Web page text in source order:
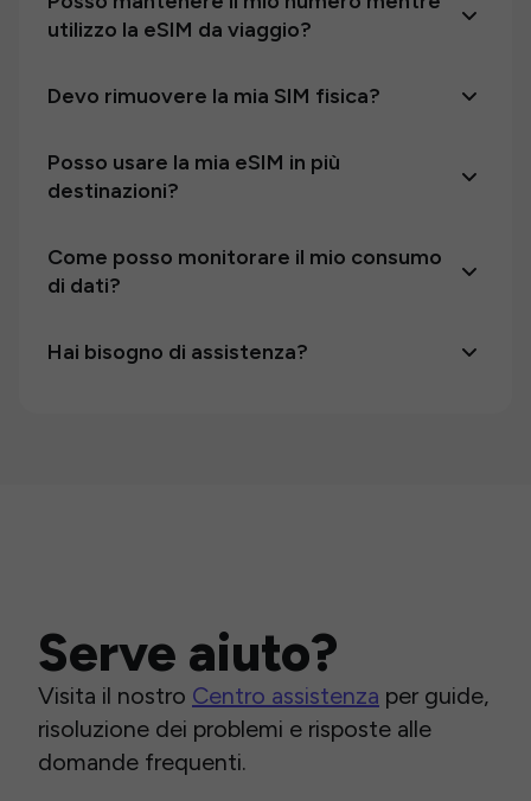
utilizzo la eSIM da viaggio?
Devo rimuovere la mia SIM fisica?
Posso usare la mia eSIM in più
destinazioni?
Come posso monitorare il mio consumo
di dati?
Hai bisogno di assistenza?
Serve aiuto?
Visita il nostro Centro assistenza per guide,
risoluzione dei problemi e risposte alle
domande frequenti.